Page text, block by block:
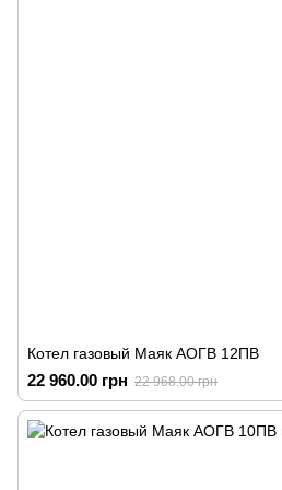
Котел газовый Маяк АОГВ 12ПВ
22 960.00 грн 22 968.00 грн